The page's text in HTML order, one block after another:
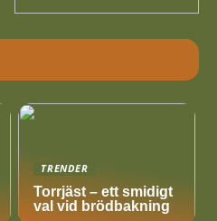
TRENDER
Torrjäst – ett smidigt
val vid brödbakning